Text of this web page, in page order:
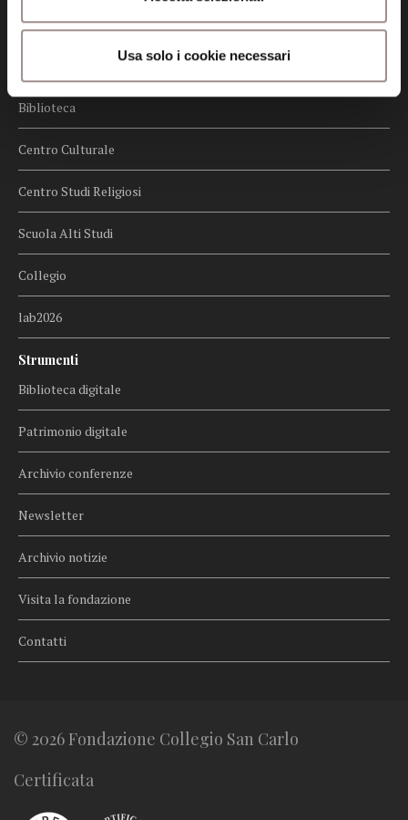
Usa solo i cookie necessari
Menu
Biblioteca
Centro Culturale
Centro Studi Religiosi
Scuola Alti Studi
Collegio
lab2026
Strumenti
Biblioteca digitale
Patrimonio digitale
Archivio conferenze
Newsletter
Archivio notizie
Visita la fondazione
Contatti
© 2026 Fondazione Collegio San Carlo
Certificata